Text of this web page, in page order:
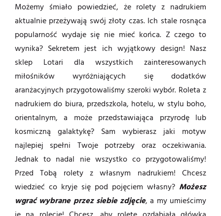
Możemy śmiało powiedzieć, że rolety z nadrukiem
aktualnie przeżywają swój złoty czas. Ich stale rosnąca
popularność wydaje się nie mieć końca. Z czego to
wynika? Sekretem jest ich wyjątkowy design! Nasz
sklep Lotari dla wszystkich zainteresowanych
miłośników wyróżniających się dodatków
aranżacyjnych przygotowaliśmy szeroki wybór. Roleta z
nadrukiem do biura, przedszkola, hotelu, w stylu boho,
orientalnym, a może przedstawiająca przyrodę lub
kosmiczną galaktykę? Sam wybierasz jaki motyw
najlepiej spełni Twoje potrzeby oraz oczekiwania.
Jednak to nadal nie wszystko co przygotowaliśmy!
Przed Tobą rolety z własnym nadrukiem! Chcesz
wiedzieć co kryje się pod pojęciem własny? Możesz
wgrać wybrane przez siebie zdjęcie, a my umieścimy